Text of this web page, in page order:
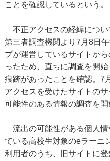
ことを確認しているという。
不正アクセスの経緯につい
第三者調査機関より7月8日
プが運営しているサイトか
ったため、直ちに調査を開
痕跡があったことを確認。7
アクセスを受けたサイトの
可能性のある情報の調査を開
流出の可能性がある個人情
ている高校生対象のeラーニ
利用者のうち、旧サイトに